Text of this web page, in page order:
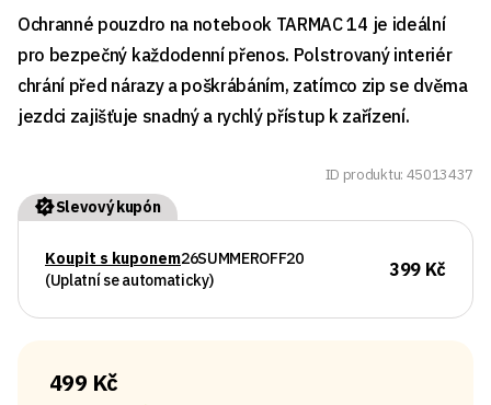
Ochranné pouzdro na notebook TARMAC 14 je ideální
pro bezpečný každodenní přenos. Polstrovaný interiér
chrání před nárazy a poškrábáním, zatímco zip se dvěma
jezdci zajišťuje snadný a rychlý přístup k zařízení.
ID produktu: 45013437
Slevový kupón
Koupit s kuponem26SUMMEROFF20
(Uplatní se automaticky)
399 Kč
499 Kč